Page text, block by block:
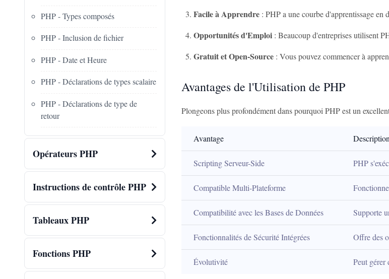
PHP - Types composés
PHP - Inclusion de fichier
PHP - Date et Heure
PHP - Déclarations de types scalaire
PHP - Déclarations de type de
retour
Opérateurs PHP
Instructions de contrôle PHP
Tableaux PHP
Fonctions PHP
Facile à Apprendre : PHP a une courbe d'apprentissage en
Opportunités d'Emploi : Beaucoup d'entreprises utilisent
Gratuit et Open-Source : Vous pouvez commencer à
Avantages de l'Utilisation de PHP
Plongeons plus profondément dans pourquoi PHP est un
Avantage Description
Scripting Serveur-Side PHP
Compatible Multi-Plateforme
Compatibilité avec les Bases de Données Supporte
Fonctionnalités de Sécurité Intégrées Offre des
Évolutivité Peut gérer